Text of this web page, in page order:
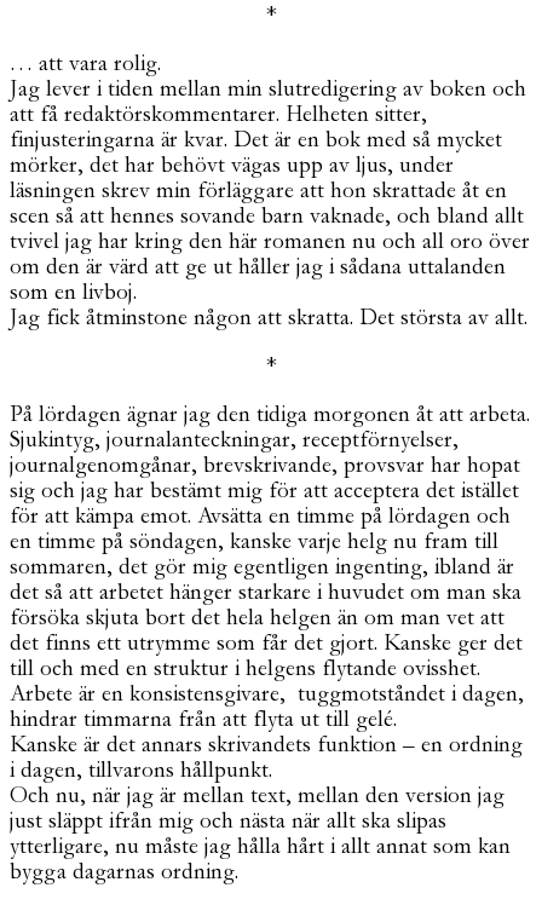
*
… att vara rolig.
Jag lever i tiden mellan min slutredigering av boken och
att få redaktörskommentarer. Helheten sitter,
finjusteringarna är kvar. Det är en bok med så mycket
mörker, det har behövt vägas upp av ljus, under
läsningen skrev min förläggare att hon skrattade åt en
scen så att hennes sovande barn vaknade, och bland allt
tvivel jag har kring den här romanen nu och all oro över
om den är värd att ge ut håller jag i sådana uttalanden
som en livboj.
Jag fick åtminstone någon att skratta. Det största av allt.
*
På lördagen ägnar jag den tidiga morgonen åt att arbeta.
Sjukintyg, journalanteckningar, receptförnyelser,
journalgenomgånar, brevskrivande, provsvar har hopat
sig och jag har bestämt mig för att acceptera det istället
för att kämpa emot. Avsätta en timme på lördagen och
en timme på söndagen, kanske varje helg nu fram till
sommaren, det gör mig egentligen ingenting, ibland är
det så att arbetet hänger starkare i huvudet om man ska
försöka skjuta bort det hela helgen än om man vet att
det finns ett utrymme som får det gjort. Kanske ger det
till och med en struktur i helgens flytande ovisshet.
Arbete är en konsistensgivare, tuggmotståndet i dagen,
hindrar timmarna från att flyta ut till gelé.
Kanske är det annars skrivandets funktion – en ordning
i dagen, tillvarons hållpunkt.
Och nu, när jag är mellan text, mellan den version jag
just släppt ifrån mig och nästa när allt ska slipas
ytterligare, nu måste jag hålla hårt i allt annat som kan
bygga dagarnas ordning.